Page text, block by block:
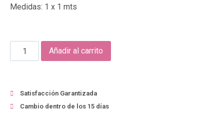
Medidas: 1 x 1 mts
Añadir al carrito
Satisfacción Garantizada
Cambio dentro de los 15 días